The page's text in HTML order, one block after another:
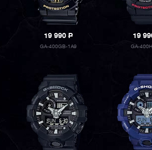
19 990P
GA-400GB-1A9
19
GA-